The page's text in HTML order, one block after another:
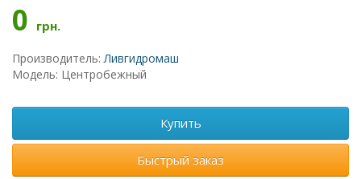
0 грн.
Производитель:Ливгидромаш
Модель: Центробежный
Купить
Быстрый заказ